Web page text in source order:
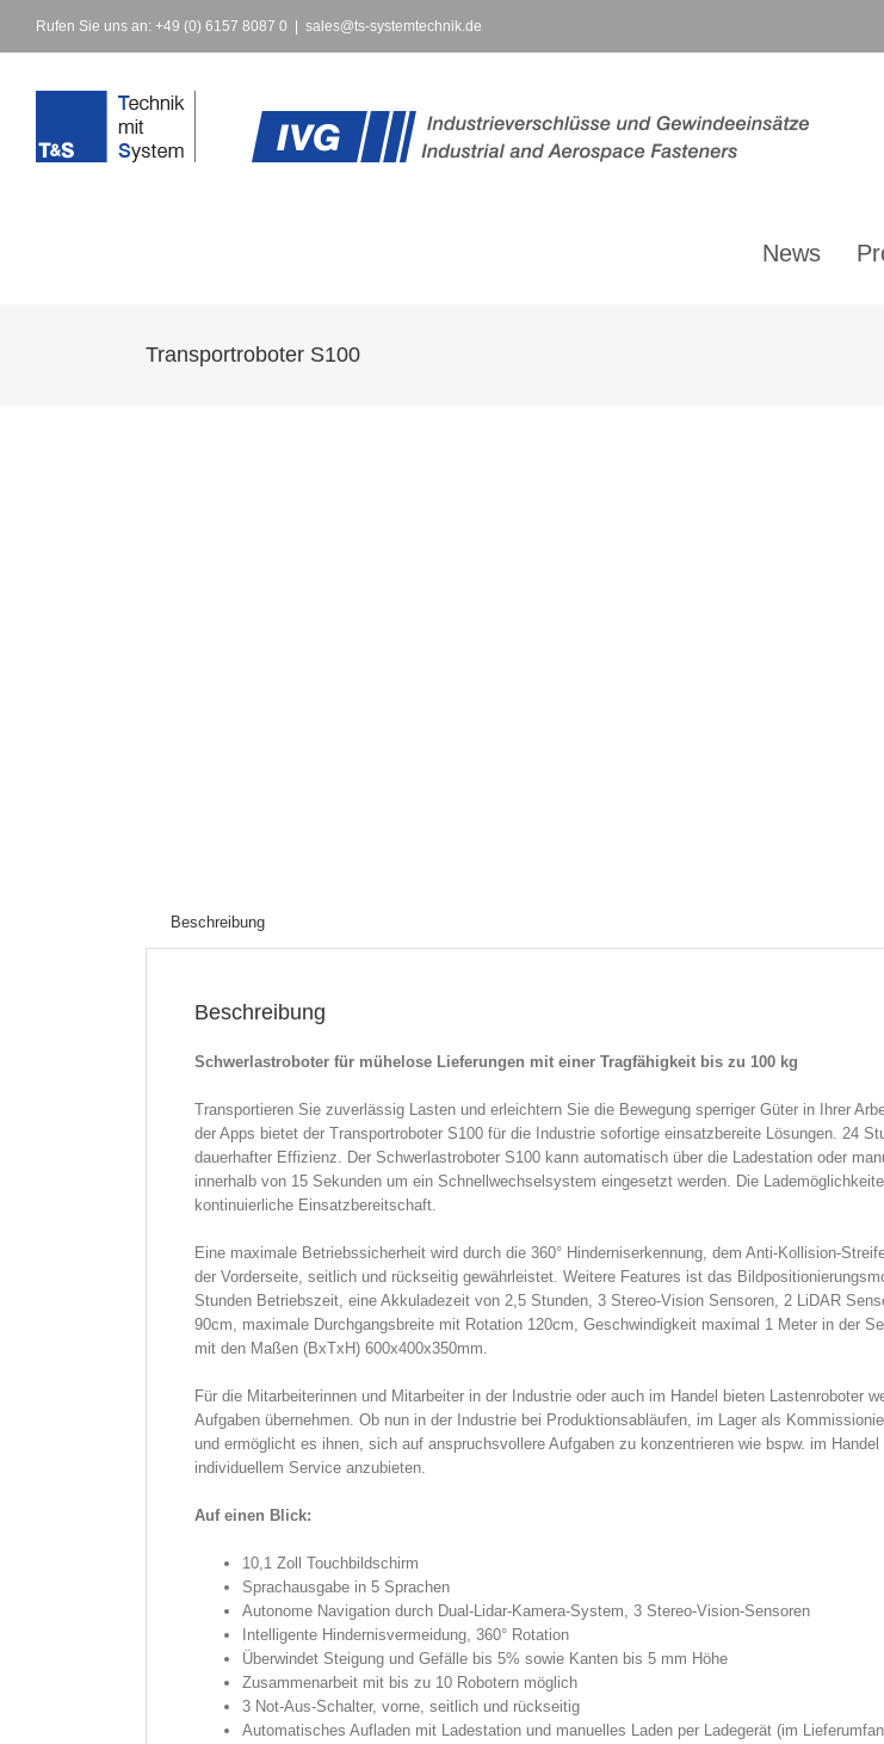
Rufen Sie uns an: +49 (0) 6157 8087 0 sales@ts-systemtechnik.de
News
Transportroboter S100
Beschreibung
Beschreibung
Schwerlastroboter für mühelose Lieferungen mit einer Tragfähigkeit bis zu 100 kg
Transportieren Sie zuverlässig Lasten und erleichtern Sie die Bewegung sperriger Güter in Ihrer
der Apps bietet der Transportroboter S100 für die Industrie sofortige einsatzbereite Lösungen. 24
dauerhafter Effizienz. Der Schwerlastroboter S100 kann automatisch über die Ladestation oder
innerhalb von 15 Sekunden um ein Schnellwechselsystem eingesetzt werden. Die
kontinuierliche Einsatzbereitschaft.
Eine maximale Betriebssicherheit wird durch die 360° Hinderniserkennung, dem Anti-Kollision-
der Vorderseite, seitlich und rückseitig gewährleistet. Weitere Features ist das
Stunden Betriebszeit, eine Akkuladezeit von 2,5 Stunden, 3 Stereo-Vision Sensoren, 2 LiDAR
90cm, maximale Durchgangsbreite mit Rotation 120cm, Geschwindigkeit maximal 1 Meter in der
mit den Maßen (BxTxH) 600x400x350mm.
Für die Mitarbeiterinnen und Mitarbeiter in der Industrie oder auch im Handel bieten Lastenroboter
Aufgaben übernehmen. Ob nun in der Industrie bei Produktionsabläufen, im Lager als
und ermöglicht es ihnen, sich auf anspruchsvollere Aufgaben zu konzentrieren wie bspw. im
individuellem Service anzubieten.
Auf einen Blick:
10,1 Zoll Touchbildschirm
Sprachausgabe in 5 Sprachen
Autonome Navigation durch Dual-Lidar-Kamera-System, 3 Stereo-Vision-Sensoren
Intelligente Hindernisvermeidung, 360° Rotation
Überwindet Steigung und Gefälle bis 5% sowie Kanten bis 5 mm Höhe
Zusammenarbeit mit bis zu 10 Robotern möglich
3 Not-Aus-Schalter, vorne, seitlich und rückseitig
Automatisches Aufladen mit Ladestation und manuelles Laden per Ladegerät (im